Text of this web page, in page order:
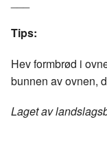
Tips:
Hev formbrød i
bunnen av ovnen,
Laget av